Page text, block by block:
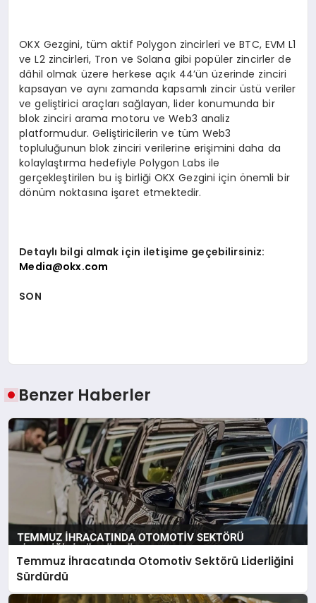
OKX Gezgini, tüm aktif Polygon zincirleri ve BTC, EVM L1
ve L2 zincirleri, Tron ve Solana gibi popüler zincirler de
dâhil olmak üzere herkese açık 44’ün üzerinde zinciri
kapsayan ve aynı zamanda kapsamlı zincir üstü veriler
ve geliştirici araçları sağlayan, lider konumunda bir
blok zinciri arama motoru ve Web3 analiz
platformudur. Geliştiricilerin ve tüm Web3
topluluğunun blok zinciri verilerine erişimini daha da
kolaylaştırma hedefiyle Polygon Labs ile
gerçekleştirilen bu iş birliği OKX Gezgini için önemli bir
dönüm noktasına işaret etmektedir.
Detaylı bilgi almak için iletişime geçebilirsiniz:
Media@okx.com
SON
Benzer Haberler
Temmuz İhracatında Otomotiv Sektörü Liderliğini
Sürdürdü